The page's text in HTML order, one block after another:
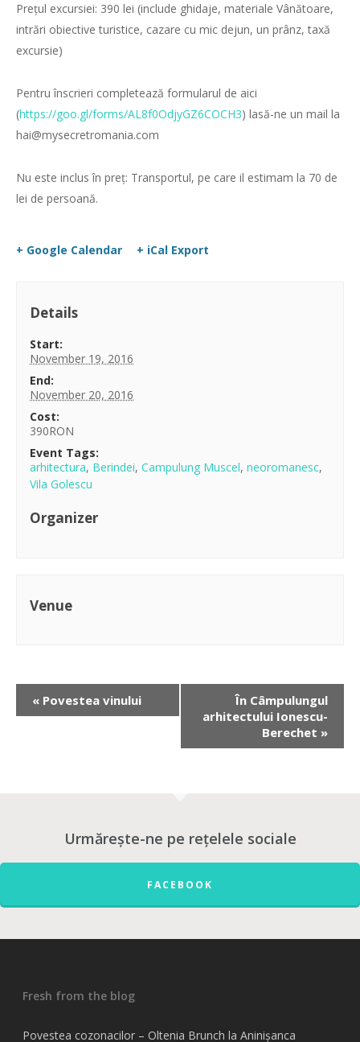
Prețul excursiei: 390 lei (include ghidaje, materiale Vânătoare,
intrări obiective turistice, cazare cu mic dejun, un prânz, taxă
excursie)
Pentru înscrieri completează formularul de aici
(https://goo.gl/forms/AL8f0OdjyGZ6COCH3) lasă-ne un mail la
hai@mysecretromania.com
Nu este inclus în preț: Transportul, pe care il estimam la 70 de
lei de persoană.
+ Google Calendar + iCal Export
Details
Start:
November 19, 2016
End:
November 20, 2016
Cost:
390RON
Event Tags:
arhitectura, Berindei,Campulung Muscel,neoromanesc,
Vila Golescu
Organizer
Venue
« Povestea vinului
În Câmpulungul
arhitectului Ionescu-
Berechet »
Urmărește-ne pe rețelele sociale
FACEBOOK
Fresh from the blog
Povestea cozonacilor – Oltenia Brunch la Aninișanca